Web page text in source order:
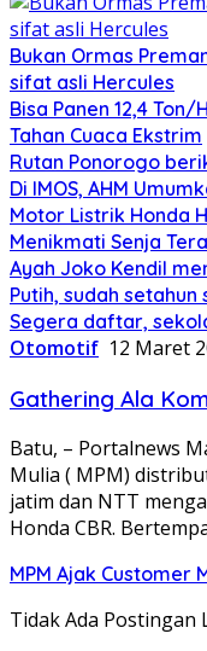
Bukan Ormas
sifat asli Hercules
Bisa Panen 12,4
Tahan Cuaca Ekstrim
Rutan Ponorogo
Di IMOS, AHM
Motor Listrik Honda
Menikmati Senja
Ayah Joko Kendil
Putih, sudah
Segera daftar,
Otomotif 12 Maret
Gathering Ala
Batu, – Portalnews
Mulia ( MPM)
jatim dan NTT
Honda CBR.
MPM Ajak Customer
Tidak Ada Postingan